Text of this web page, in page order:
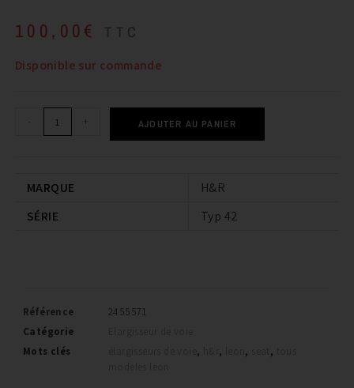
100,00 € TTC
Disponible sur commande
- + AJOUTER AU PANIER
MARQUE
H&R
SÉRIE
Typ 42
Référence
2455571
Catégorie
Mots clés
, , , ,